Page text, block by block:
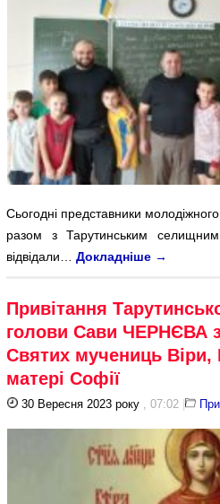
Сьогодні представники
разом з Тарутинським
відвідали…Докладніше →
Привітання
голови Сави ЧЕРНЄВА
Cвятих мучениць Віри,
матері Софії
30 Вересня 2023 року , 07:02 |